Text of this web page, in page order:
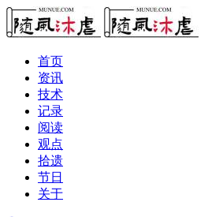
首页
资讯
技术
记录
阅读
观点
拾遗
节日
关于